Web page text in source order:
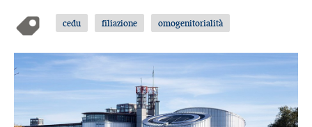
cedu filiazione omogenitorialità